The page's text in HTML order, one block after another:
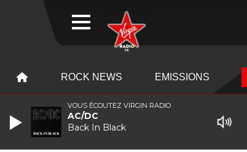
ROCK NEWS EMISSIONS
VOUS ÉCOUTEZ VIRGIN RADIO
AC/DC
Back In Black
WEBRADIO